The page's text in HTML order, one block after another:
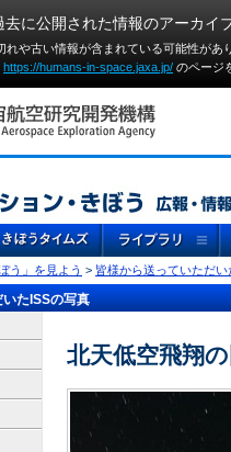
去に公開された情報のアーカイ
れや古い情報が含まれている可能性が
https://humans-in-space.jaxa.jp/ のページ
ぼう」を見よう > 皆様から送っていただい
たISSの写真
北天低空飛翔